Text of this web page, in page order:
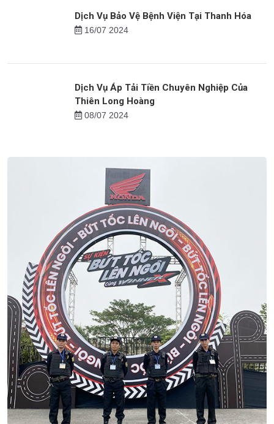
Việc làm cho người trung niên tại Nghệ An
Dịch Vụ Bảo Vệ Bệnh Viện Tại Thanh Hóa
16/07 2024
Dịch Vụ Áp Tải Tiền Chuyên Nghiệp Của
Thiên Long Hoàng
08/07 2024